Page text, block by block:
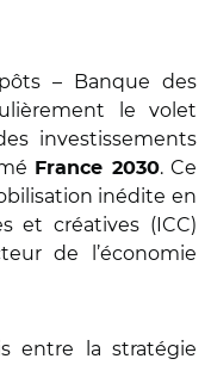
– Banque des
le volet
investissements
France 2030. Ce
inédite en
et créatives (ICC)
de l’économie
entre la stratégie